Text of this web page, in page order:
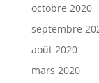
octobre 2020
septembre
août 2020
mars 2020